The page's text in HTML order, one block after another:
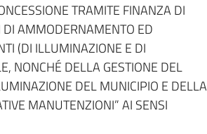
TRAMITE FINANZA DI
DI AMMODERNAMENTO ED
(DI ILLUMINAZIONE E DI
NONCHÉ DELLA GESTIONE DEL
DEL MUNICIPIO E DELLA
MANUTENZIONI” AI SENSI